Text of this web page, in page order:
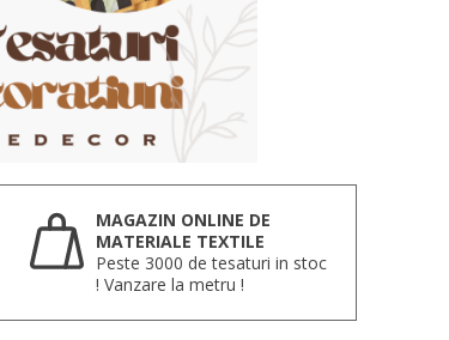
MAGAZIN ONLINE DE
MATERIALE TEXTILE
Peste 3000 de tesaturi in stoc
! Vanzare la metru !